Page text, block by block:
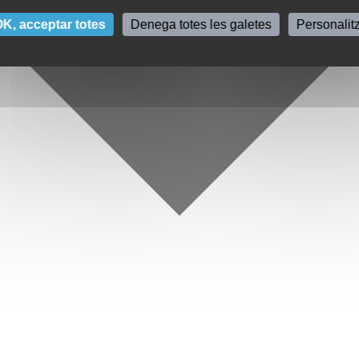
acceptar totes Denega totes les galetes